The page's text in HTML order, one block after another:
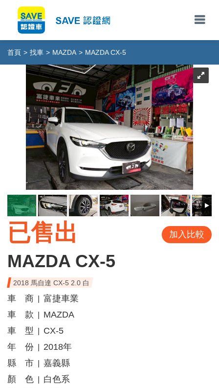
首頁 > 找車 > MAZDA > MAZDA CX-5
已售出 加入比較
MAZDA CX-5
2018 馬自達 CX-5 2.0 白
車 商
富捷車業
車 款
MAZDA
車 型
CX-5
年 份
2018年
縣 市
嘉義縣
顏 色
白色系